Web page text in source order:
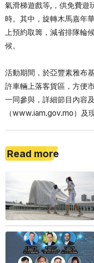
氣滑梯遊戲等,，供免費遊
時。其中，旋轉木馬嘉年
上預約取籌，減省排隊輪
候。
活動期間，於亞豐素雅布
許車輛上落客貨區，方便
一同參與，詳細節目內容
（www.iam.gov.mo）及
Read more